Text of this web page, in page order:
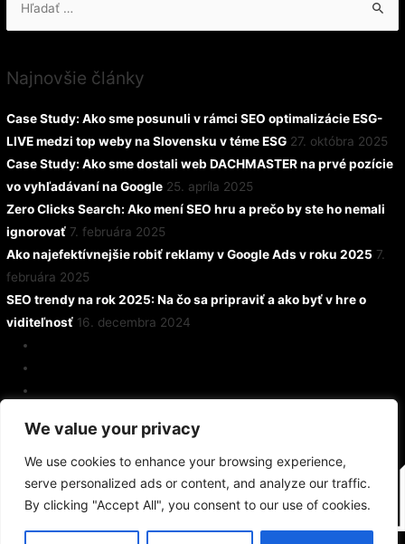
We value your privacy
We use cookies to enhance your browsing experience,
serve personalized ads or content, and analyze our traffic.
By clicking "Accept All", you consent to our use of cookies.
Najnovšie články
Case Study: Ako sme posunuli v rámci SEO optimalizácie ESG-
LIVE medzi top weby na Slovensku v téme ESG 27. októbra 2025
Case Study: Ako sme dostali web DACHMASTER na prvé pozície
vo vyhľadávaní na Google 25. apríla 2025
Zero Clicks Search: Ako mení SEO hru a prečo by ste ho nemali
ignorovať 7. februára 2025
Ako najefektívnejšie robiť reklamy v Google Ads v roku 2025 7.
februára 2025
SEO trendy na rok 2025: Na čo sa pripraviť a ako byť v hre o
viditeľnosť 16. decembra 2024